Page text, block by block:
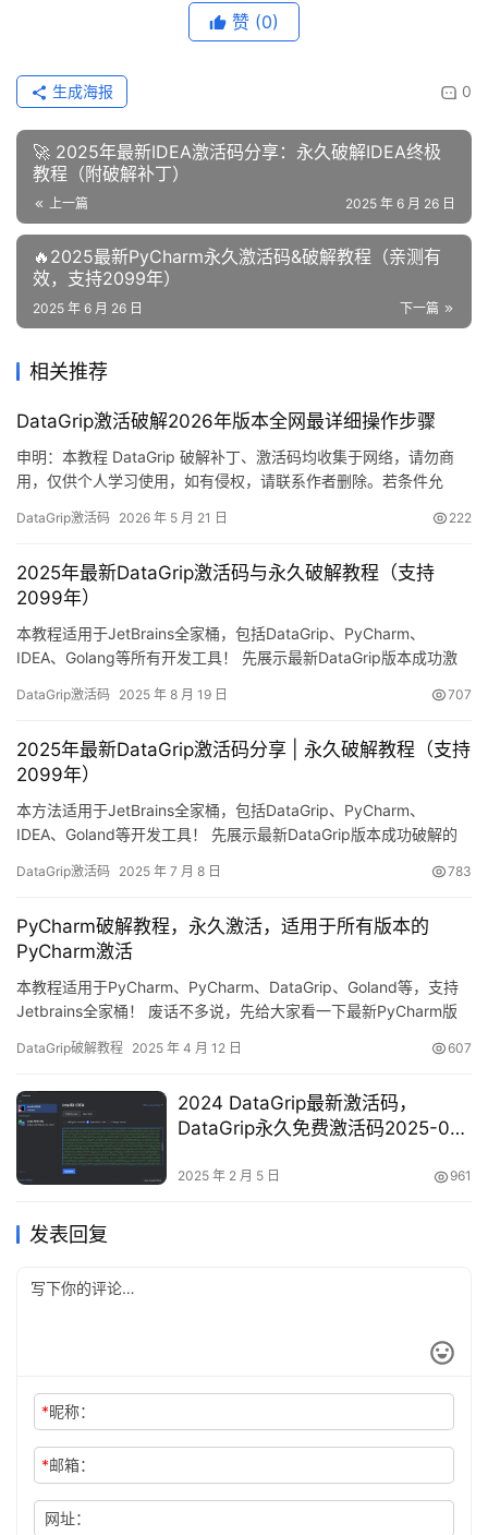
赞 (0)
0
生成海报
🚀 2025年最新IDEA激活码分享：永久破解IDEA终极
教程（附破解补丁）
上一篇 2025 年 6 月 26 日
🔥2025最新PyCharm永久激活码&破解教程（亲测有
效，支持2099年）
下一篇
2025 年 6 月 26 日
相关推荐
DataGrip激活破解2026年版本全网最详细操作步骤
申明：本教程 DataGrip 破解补丁、激活码均收集于网络，请勿商
用，仅供个人学习使用，如有侵权，请联系作者删除。若条件允
本破解成功的截图，如下图，可以看到已经成功破解到 2099 年
最新的DataGrip 。 永久…
DataGrip激活码 2026 年 5 月 21 日 222
2025年最新DataGrip激活码与永久破解教程（支持
2099年）
本教程适用于JetBrains全家桶，包括DataGrip、PyCharm、
IDEA、Golang等所有开发工具！ 先展示最新DataGrip版本成功激
期问题！ 下面将用详细的图文步骤，手把手教你如何将DataGrip永
也同样有…
DataGrip激活码 2025 年 8 月 19 日 707
2025年最新DataGrip激活码分享 | 永久破解教程（支持
2099年）
本方法适用于JetBrains全家桶，包括DataGrip、PyCharm、
IDEA、Goland等开发工具！ 先展示最新DataGrip版本成功破解的
用详细的图文教程，手把手教你如何永久激活DataGrip至2099年。
Window…
DataGrip激活码 2025 年 7 月 8 日 783
PyCharm破解教程，永久激活，适用于所有版本的
PyCharm激活
本教程适用于PyCharm、PyCharm、DataGrip、Goland等，支持
Jetbrains全家桶！ 废话不多说，先给大家看一下最新PyCharm版
好！ 接下来，我会通过图文方式，详细讲解如何激活PyCharm至
的P…
DataGrip破解教程 2025 年 4 月 12 日 607
2024 DataGrip最新激活码，
DataGrip永久免费激活码2025-02-
2025 年 2 月 5 日 961
发表回复
*昵称：
*邮箱：
网址：